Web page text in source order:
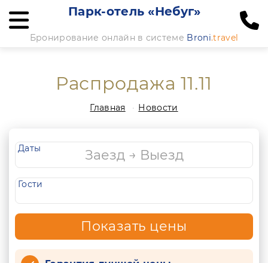
Парк-отель «Небуг»
Бронирование онлайн в системе Broni.travel
Распродажа 11.11
Главная Новости
Даты
Гости
Показать цены